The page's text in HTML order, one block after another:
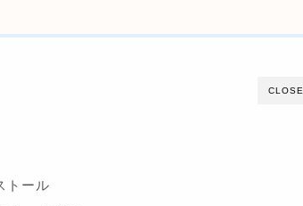
CLOSE
トール